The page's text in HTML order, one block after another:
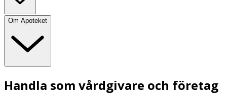
Om Apoteket
Handla som vårdgivare och företag